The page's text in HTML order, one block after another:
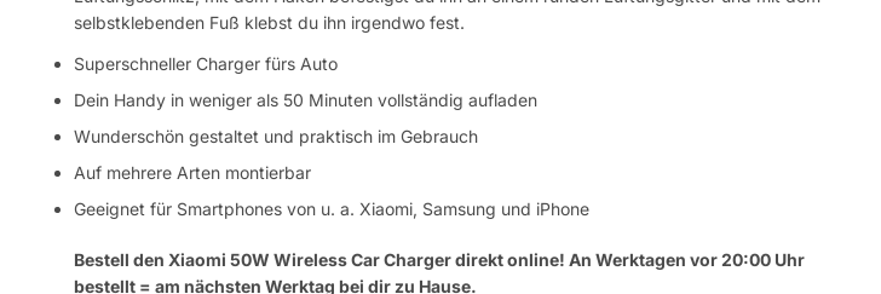
selbstklebenden Fuß klebst du ihn irgendwo fest.
Superschneller Charger fürs Auto
Dein Handy in weniger als 50 Minuten vollständig aufladen
Wunderschön gestaltet und praktisch im Gebrauch
Auf mehrere Arten montierbar
Geeignet für Smartphones von u. a. Xiaomi, Samsung und iPhone
Bestell den Xiaomi 50W Wireless Car Chargerdirekt online! An Werktagen vor 20:00 Uhr
bestellt = am nächsten Werktag bei dir zu Hause.